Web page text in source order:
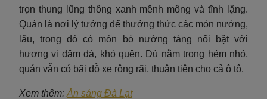
trọn thung lũng thông xanh mênh mông và tĩnh lặng.
Quán là nơi lý tưởng để thưởng thức các món nướng,
lẩu, trong đó có món bò nướng tảng nổi bật với
hương vị đậm đà, khó quên. Dù nằm trong hẻm nhỏ,
quán vẫn có bãi đỗ xe rộng rãi, thuận tiện cho cả ô tô.
Xem thêm: Ăn sáng Đà Lạt